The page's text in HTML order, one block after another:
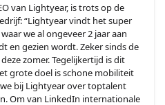
van Lightyear, is trots op de
“Lightyear vindt het super
we al ongeveer 2 jaar aan
en gezien wordt. Zeker sinds de
zomer. Tegelijkertijd is dit
grote doel is schone mobiliteit
bij Lightyear over toptalent
Om van LinkedIn internationale